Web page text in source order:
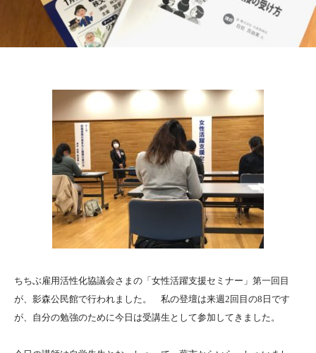
ちちぶ雇用活性化協議会さまの「女性活躍支援セミナー」第一回目
が、影森公民館で行われました。 私の登壇は来週2回目の8日です
が、自分の勉強のために今日は受講生として参加してきました。